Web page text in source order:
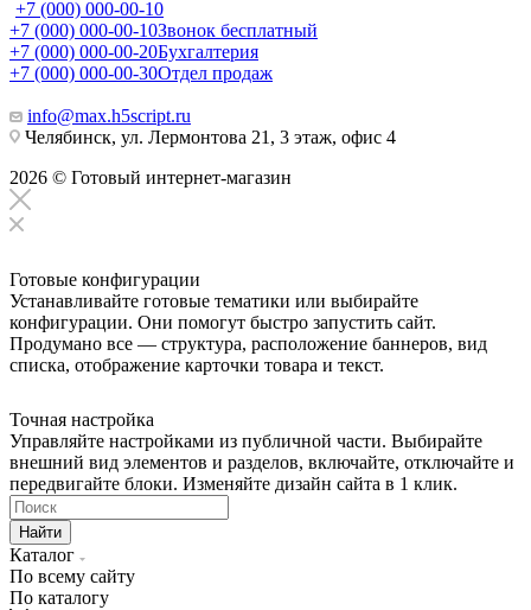
+7 (000) 000-00-10
+7 (000) 000-00-10Звонок бесплатный
+7 (000) 000-00-20Бухгалтерия
+7 (000) 000-00-30Отдел продаж
info@max.h5script.ru
Челябинск, ул. Лермонтова 21, 3 этаж, офис 4
2026 © Готовый интернет-магазин
Готовые конфигурации
Устанавливайте готовые тематики или выбирайте
конфигурации. Они помогут быстро запустить сайт.
Продумано все — структура, расположение баннеров, вид
списка, отображение карточки товара и текст.
Точная настройка
Управляйте настройками из публичной части. Выбирайте
внешний вид элементов и разделов, включайте, отключайте и
передвигайте блоки. Изменяйте дизайн сайта в 1 клик.
Найти
Каталог
По всему сайту
По каталогу